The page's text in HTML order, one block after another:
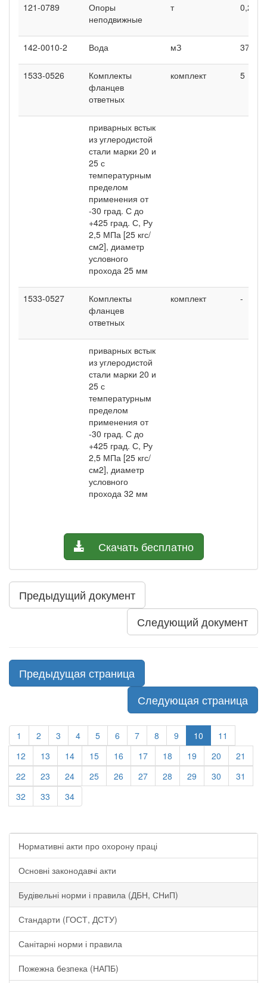
121-0789
Опоры
неподвижные
т 0,23
142-0010-2 Вода мЗ 375
1533-0526
Комплекты
фланцев
ответных
комплект 5
приварных встык
из углеродистой
стали марки 20 и
25 с
температурным
пределом
применения от
-30 град. С до
+425 град. С, Ру
2,5 МПа [25 кгс/
см2], диаметр
условного
прохода 25 мм
1533-0527
Комплекты
фланцев
ответных
комплект -
приварных встык
из углеродистой
стали марки 20 и
25 с
температурным
пределом
применения от
-30 град. С до
+425 град. С, Ру
2,5 МПа [25 кгс/
см2], диаметр
условного
прохода 32 мм
Скачать бесплатно
Предыдущий документ
Следующий документ
Предыдущая страница
Следующая страница
1 2 3 4 5 6 7 8 9 10
11
12
13 14 15 16 17 18 19 20
21
22
23 24 25 26 27 28 29 30
31
32
33 34
Нормативні акти про охорону праці
Основні законодавчі акти
Будівельні норми і правила (ДБН, СНиП)
Стандарти (ГОСТ, ДСТУ)
Санітарні норми і правила
Пожежна безпека (НАПБ)